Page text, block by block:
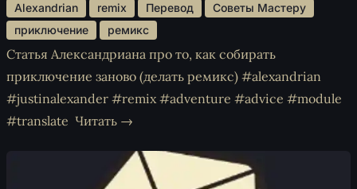
Alexandrian remix Перевод
Советы Мастеру
приключение
ремикс
Статья Александриана про то, как собирать
приключение заново (делать ремикс) #alexandrian
#justinalexander #remix #adventure #advice #module
#translate Читать →